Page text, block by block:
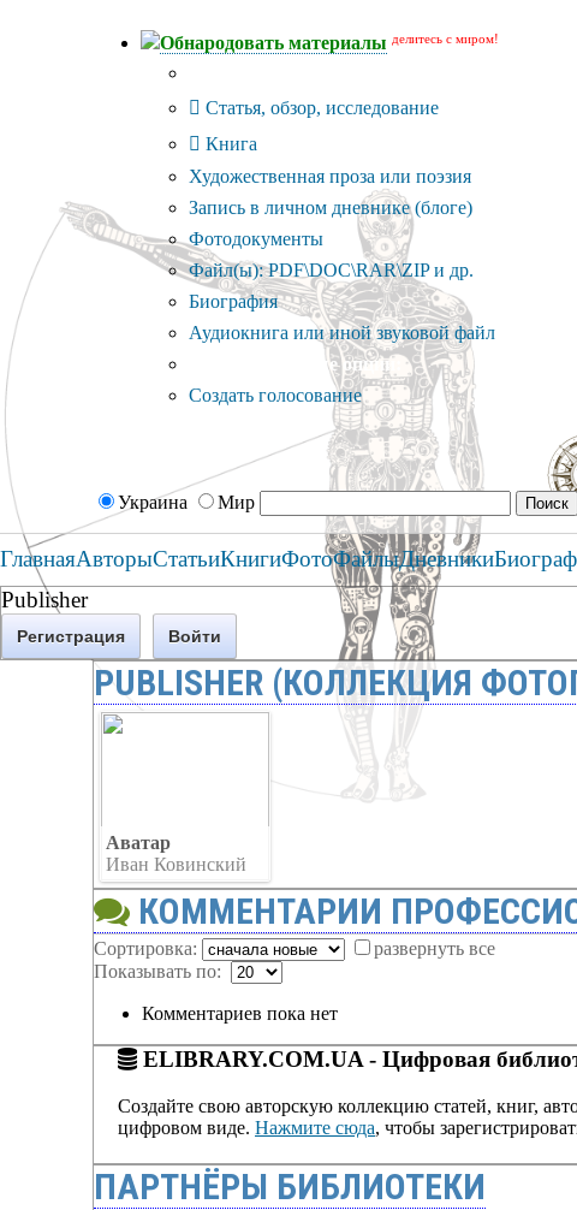
Обнародовать материалы делитесь с миром!
Статья, обзор, исследование
Книга
Художественная проза или поэзия
Запись в личном дневнике (блоге)
Фотодокументы
Файл(ы): PDF\DOC\RAR\ZIP и др.
Биография
Аудиокнига или иной звуковой файл
Дополнительные опции:
Создать голосование
Украина Мир
ГлавнаяАвторыСтатьиКнигиФотоФайлыДневники
Publisher
Регистрация Войти
PUBLISHER (КОЛЛЕКЦИЯ
Аватар
Иван Ковинский
КОММЕНТАРИИ
Сортировка:
развернуть все
Показывать по:
Комментариев пока нет
ELIBRARY.COM.UA - Цифровая
Создайте свою авторскую коллекцию статей, книг,
цифровом виде. Нажмите сюда, чтобы
ПАРТНЁРЫ БИБЛИОТЕКИ